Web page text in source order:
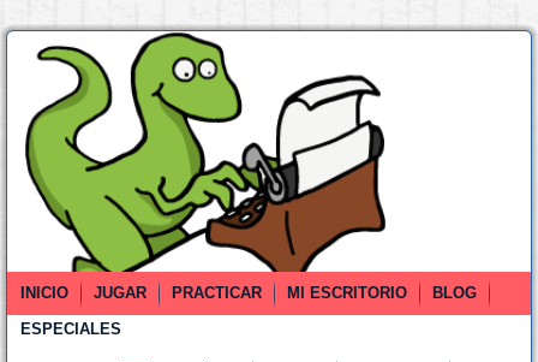
INICIO JUGAR PRACTICAR MI ESCRITORIO
BLOG
ESPECIALES